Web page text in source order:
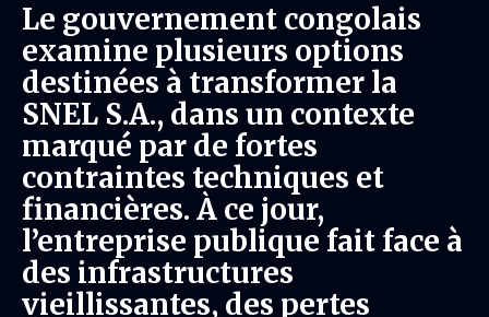
Le gouvernement congolais
examine plusieurs options
destinées à transformer la
SNEL S.A., dans un contexte
marqué par de fortes
contraintes techniques et
financières. À ce jour,
l’entreprise publique fait face à
des infrastructures
vieillissantes, des pertes